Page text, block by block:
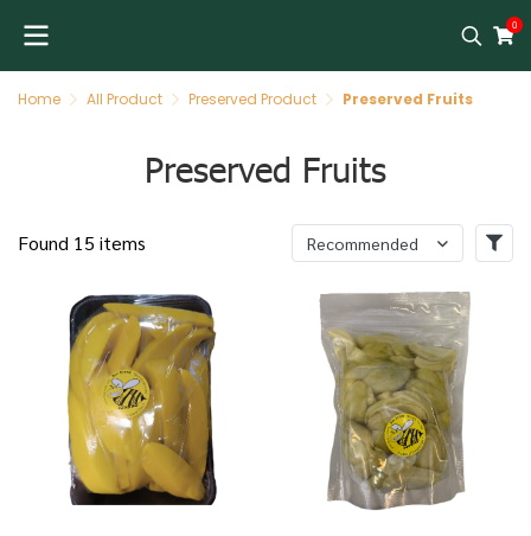
0
Home All Product Preserved Product Preserved Fruits
Preserved Fruits
Found 15 items Recommended